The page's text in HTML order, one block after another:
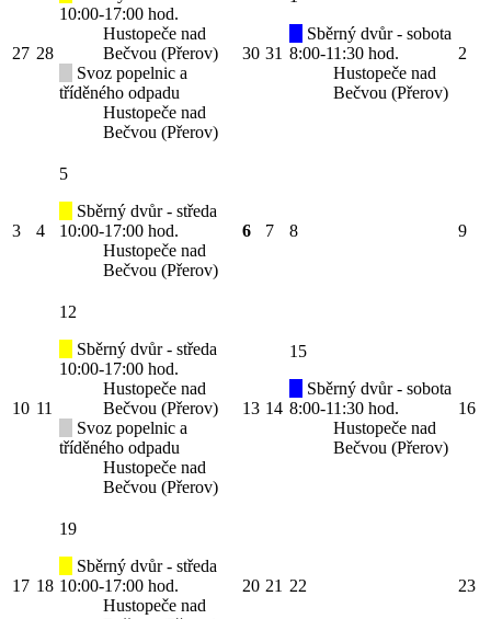
27 28
10:00-17:00 hod.
Hustopeče nad
Bečvou (Přerov)
Svoz popelnic a
tříděného odpadu
Hustopeče nad
Bečvou (Přerov)
30 31
Sběrný dvůr - sobota
8:00-11:30 hod.
Hustopeče nad
Bečvou (Přerov)
2
3 4
5
Sběrný dvůr - středa
10:00-17:00 hod.
Hustopeče nad
Bečvou (Přerov)
6 7 8 9
10 11
12
Sběrný dvůr - středa
10:00-17:00 hod.
Hustopeče nad
Bečvou (Přerov)
Svoz popelnic a
tříděného odpadu
Hustopeče nad
Bečvou (Přerov)
13 14
15
Sběrný dvůr - sobota
8:00-11:30 hod.
Hustopeče nad
Bečvou (Přerov)
16
17 18
19
Sběrný dvůr - středa
10:00-17:00 hod.
Hustopeče nad
20 21 22 23